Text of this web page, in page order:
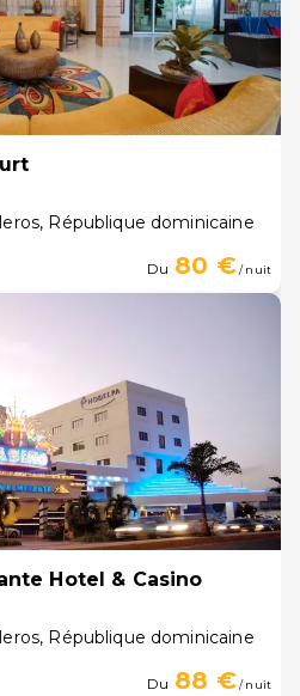
, République dominicaine
Du 80 €/ nuit
Hotel & Casino
, République dominicaine
Du 88 €/ nuit